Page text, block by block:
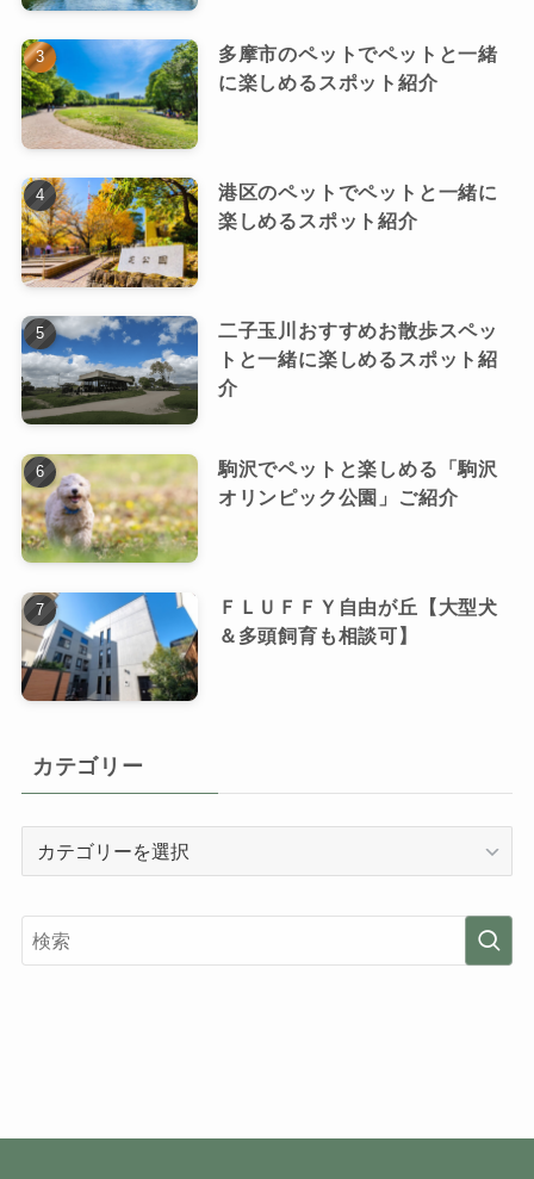
多摩市のペットでペットと一緒
に楽しめるスポット紹介
港区のペットでペットと一緒に
楽しめるスポット紹介
二子玉川おすすめお散歩スペッ
トと一緒に楽しめるスポット紹
介
駒沢でペットと楽しめる「駒沢
オリンピック公園」ご紹介
ＦＬＵＦＦＹ自由が丘【大型犬
＆多頭飼育も相談可】
カテゴリー
リ
ー